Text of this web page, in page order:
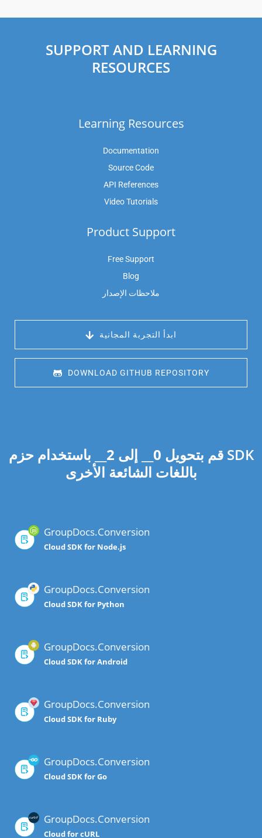
SUPPORT AND LEARNING
RESOURCES
Learning Resources
Documentation
Source Code
API References
Video Tutorials
Product Support
Free Support
Blog
ملاحظات الإصدار
ابدأ التجربة المجانية
DOWNLOAD GITHUB REPOSITORY
قم بتحويل 0 __ إلى 2 __ باستخدام حزم SDK
باللغات الشائعة الأخرى
GroupDocs.Conversion
Cloud SDK for Node.js
GroupDocs.Conversion
Cloud SDK for Python
GroupDocs.Conversion
Cloud SDK for Android
GroupDocs.Conversion
Cloud SDK for Ruby
GroupDocs.Conversion
Cloud SDK for Go
GroupDocs.Conversion
Cloud for cURL